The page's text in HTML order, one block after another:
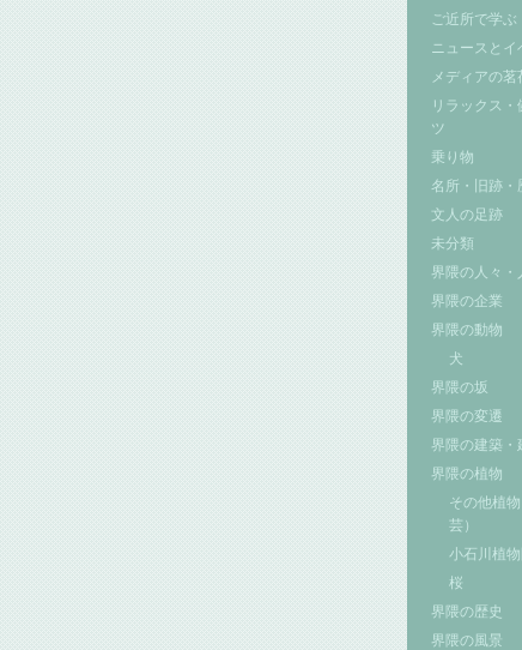
ご近所で学ぶ
ニュースとイ
メディアの茗
リラックス
ツ
乗り物
名所・旧跡・
文人の足跡
未分類
界隈の人々・
界隈の企業
界隈の動物
犬
界隈の坂
界隈の変遷
界隈の建築・
界隈の植物
その他植
芸）
小石川植物
桜
界隈の歴史
界隈の風景